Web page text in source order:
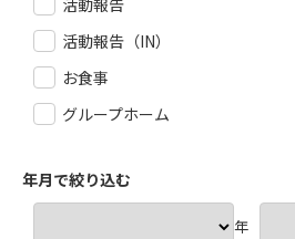
活動報告（IN）
お食事
グループホーム
年月で絞り込む
年